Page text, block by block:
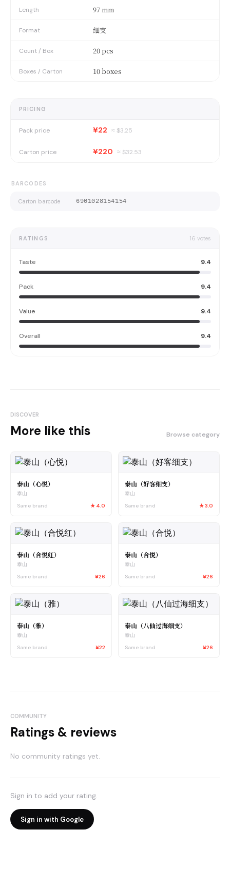
Length 97 mm
Format 细支
Count / Box 20 pcs
Boxes / Carton 10 boxes
PRICING
Pack price ¥22 ≈ $3.25
Carton price ¥220 ≈ $32.53
BARCODES
Carton barcode 6901028154154
RATINGS 16 votes
Taste 9.4
Pack 9.4
Value 9.4
Overall 9.4
DISCOVER
More like this Browse category
泰山（心悦）
泰山
Same brand
★ 4.0
泰山（好客细支）
泰山
Same brand
★3.0
泰山（合悦红）
泰山
Same brand
¥26
泰山（合悦）
泰山
Same brand
¥26
泰山（雅）
泰山
Same brand
¥22
泰山（八仙过海细支）
泰山
Same brand
¥26
COMMUNITY
Ratings & reviews
No community ratings yet.
Sign in to add your rating.
Sign in with Google